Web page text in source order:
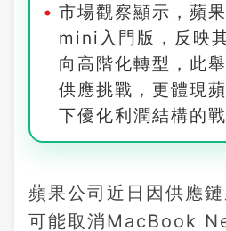
市場觀察顯示，蘋
mini入門版，反映
向高階化轉型，此
供應挑戰，更體現
下優化利潤結構的戰
蘋果公司近日因供應
可能取消MacBook